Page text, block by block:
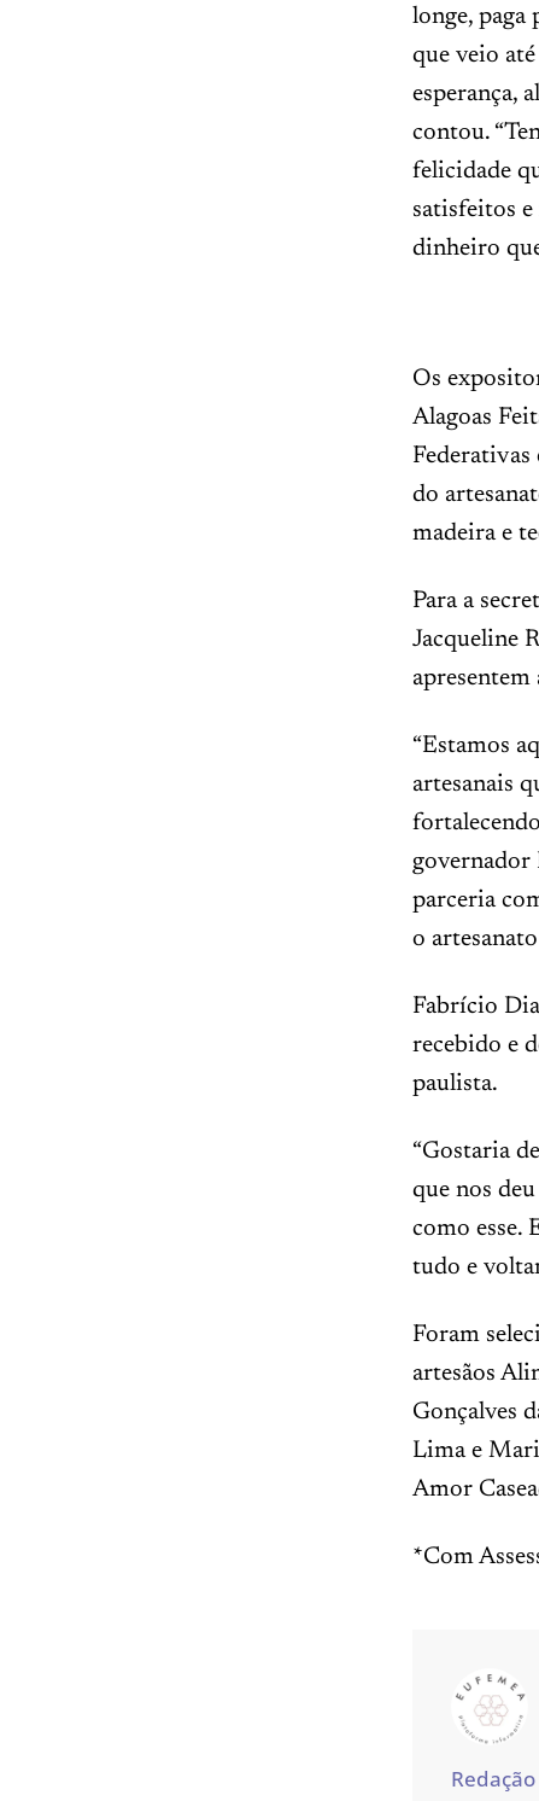
longe, paga
que veio
esperança,
contou.
felicidade
satisfeitos
dinheiro
Os
Alagoas
Federativas
do
madeira e
Para a
Jacqueline
apresentem
“Estamos
artesanais
governador
parceria
o
Fabrício
recebido e
paulista.
“Gostaria
que nos
como esse.
tudo e
Foram
artesãos
Gonçalves
Lima e
Amor
*Com